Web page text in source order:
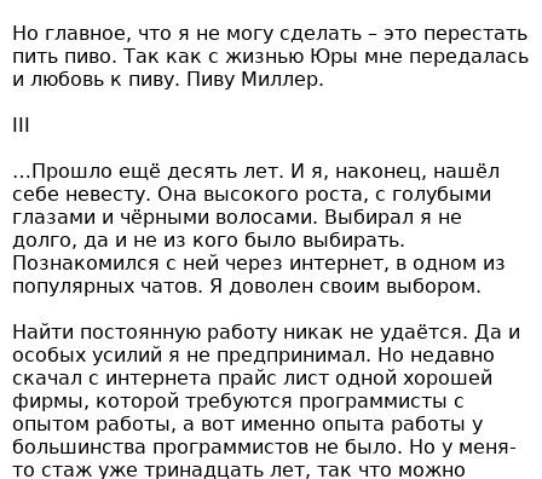
Но главное, что я не могу сделать – это перестать
пить пиво. Так как с жизнью Юры мне передалась
и любовь к пиву. Пиву Миллер.
III
…Прошло ещё десять лет. И я, наконец, нашёл
себе невесту. Она высокого роста, с голубыми
глазами и чёрными волосами. Выбирал я не
долго, да и не из кого было выбирать.
Познакомился с ней через интернет, в одном из
популярных чатов. Я доволен своим выбором.
Найти постоянную работу никак не удаётся. Да и
особых усилий я не предпринимал. Но недавно
скачал с интернета прайс лист одной хорошей
фирмы, которой требуются программисты с
опытом работы, а вот именно опыта работы у
большинства программистов не было. Но у меня-
то стаж уже тринадцать лет, так что можно